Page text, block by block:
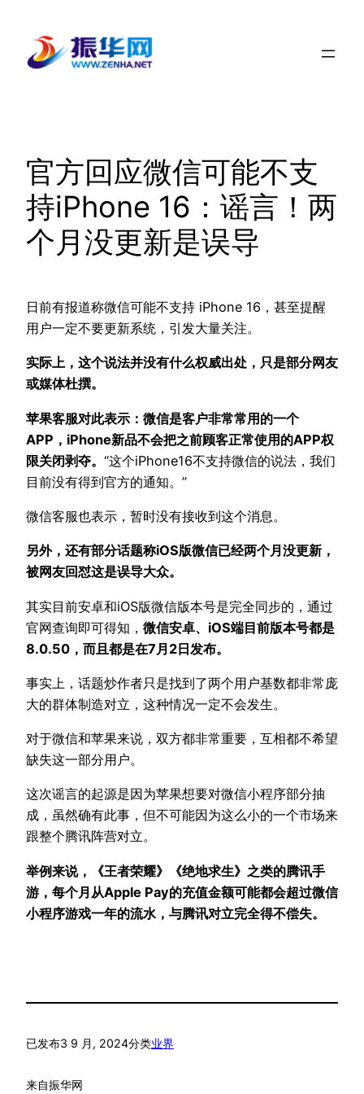
官方回应微信可能不支
持iPhone 16：谣言！两
个月没更新是误导
日前有报道称微信可能不支持 iPhone 16，甚至提醒
用户一定不要更新系统，引发大量关注。
实际上，这个说法并没有什么权威出处，只是部分网友
或媒体杜撰。
苹果客服对此表示：微信是客户非常常用的一个
APP，iPhone新品不会把之前顾客正常使用的APP权
限关闭剥夺。 “这个iPhone16不支持微信的说法，我们
目前没有得到官方的通知。”
微信客服也表示，暂时没有接收到这个消息。
另外，还有部分话题称iOS版微信已经两个月没更新，
被网友回怼这是误导大众。
其实目前安卓和iOS版微信版本号是完全同步的，通过
官网查询即可得知， 微信安卓、iOS端目前版本号都是
8.0.50，而且都是在7月2日发布。
事实上，话题炒作者只是找到了两个用户基数都非常庞
大的群体制造对立，这种情况一定不会发生。
对于微信和苹果来说，双方都非常重要，互相都不希望
缺失这一部分用户。
这次谣言的起源是因为苹果想要对微信小程序部分抽
成，虽然确有此事，但不可能因为这么小的一个市场来
跟整个腾讯阵营对立。
举例来说，《王者荣耀》《绝地求生》之类的腾讯手
游，每个月从Apple Pay的充值金额可能都会超过微信
小程序游戏一年的流水，与腾讯对立完全得不偿失。
已发布3 9 月, 2024分类业界
来自振华网